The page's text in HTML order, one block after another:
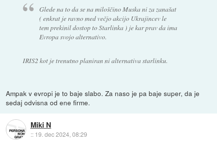
Glede na to da se na miloščino Muska ni za zanašat
( enkrat je ravno med večjo akcijo Ukrajincev le
tem prekinil dostop to Starlinka ) je kar prav da ima
Evropa svojo alternativo.
IRIS2 kot je trenutno planiran ni alternativa starlinku.
Ampak v evropi je to baje slabo. Za naso je pa baje super, da je
sedaj odvisna od ene firme.
Miki N
:: 19. dec 2024, 08:29